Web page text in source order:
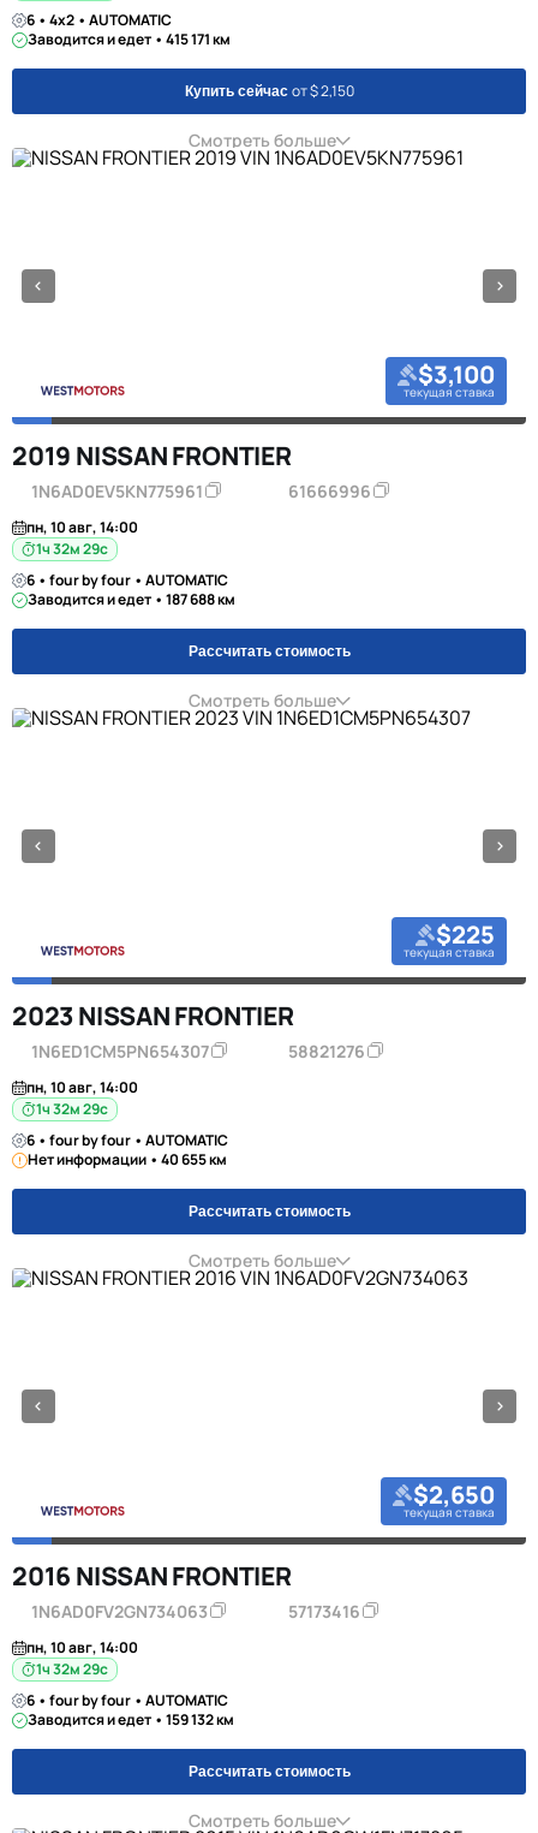
6 • 4x2 • AUTOMATIC
Заводится и едет • 415 171 км
Купить сейчас от $ 2,150
Смотреть больше
$3,100
текущая ставка
2019 NISSAN FRONTIER
1N6AD0EV5KN775961 61666996
пн, 10 авг, 14:00
1ч 32м 28с
6 • four by four • AUTOMATIC
Заводится и едет • 187 688 км
Рассчитать стоимость
Смотреть больше
$225
текущая ставка
2023 NISSAN FRONTIER
1N6ED1CM5PN654307 58821276
пн, 10 авг, 14:00
1ч 32м 28с
6 • four by four • AUTOMATIC
Нет информации • 40 655 км
Рассчитать стоимость
Смотреть больше
$2,650
текущая ставка
2016 NISSAN FRONTIER
1N6AD0FV2GN734063 57173416
пн, 10 авг, 14:00
1ч 32м 28с
6 • four by four • AUTOMATIC
Заводится и едет • 159 132 км
Рассчитать стоимость
Смотреть больше